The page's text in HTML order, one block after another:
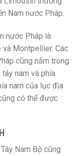
Nam nước Pháp.
nước Pháp là:
Montpellier. Các
cũng nằm trong
nam và phía
nam của lục địa
có thể được
Nam Bộ cũng